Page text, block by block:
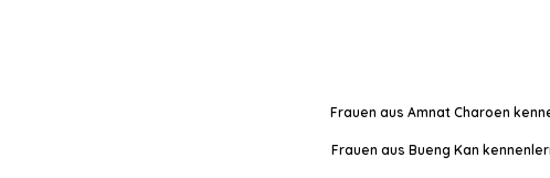
Frauen aus Amnat Charoen
Frauen aus Bueng Kan